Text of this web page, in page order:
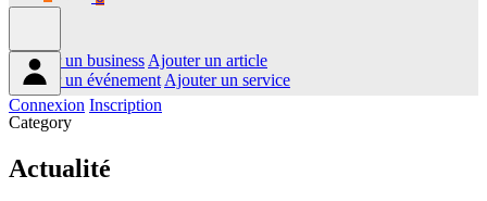
Ajouter un business Ajouter un article
Ajouter un événement Ajouter un service
Connexion Inscription
Category
Actualité